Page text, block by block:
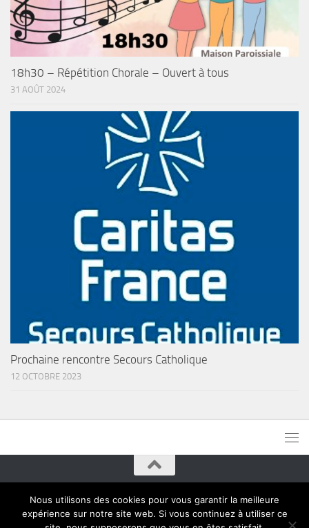
18h30 – Répétition Chorale – Ouvert à tous
31 AOÛT 2024
Prochaine rencontre Secours Catholique
12 OCTOBRE 2023
Paroisses de Montreuil © 2015. Tous droits réservés
Nous utilisons des cookies pour vous garantir la meilleure
expérience sur notre site web. Si vous continuez à utiliser ce